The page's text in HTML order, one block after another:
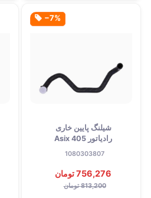
‎−7%
شیلنگ پایین خاری
رادیاتور 405 Asix
1080303807
756,276 تومان
813,200 تومان